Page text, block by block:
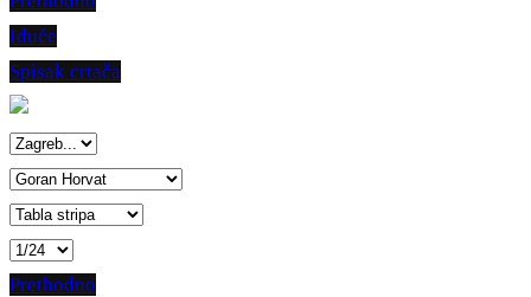
Iduće
Spisak crtača
Prethodno